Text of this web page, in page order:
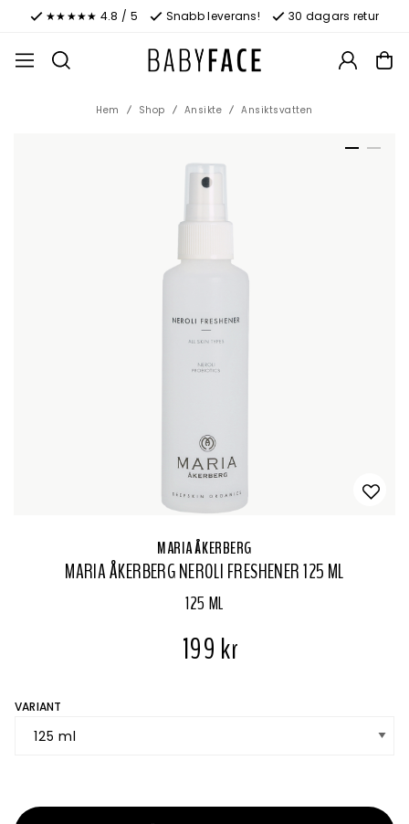
★★★★★ 4.8 / 5 Snabb leverans! 30 dagars retur
Hem Shop Ansikte Ansiktsvatten
MARIA ÅKERBERG
MARIA ÅKERBERG NEROLI FRESHENER 125 ML
125 ML
199 kr
VARIANT